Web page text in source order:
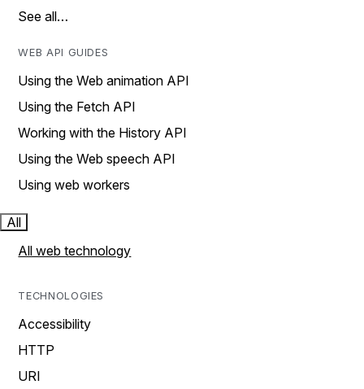
See all…
WEB API GUIDES
Using the Web animation API
Using the Fetch API
Working with the History API
Using the Web speech API
Using web workers
All
All web technology
TECHNOLOGIES
Accessibility
HTTP
URI